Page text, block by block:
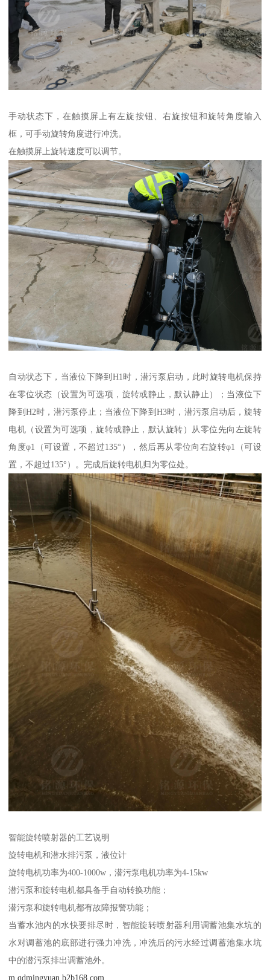
手动状态下，在触摸屏上有左旋按钮、右旋按钮和旋转角度输入
框，可手动旋转角度进行冲洗。
在触摸屏上旋转速度可以调节。
自动状态下，当液位下降到H1时，潜污泵启动，此时旋转电机保持
在零位状态（设置为可选项，旋转或静止，默认静止）；当液位下
降到H2时，潜污泵停止；当液位下降到H3时，潜污泵启动后，旋转
电机（设置为可选项，旋转或静止，默认旋转）从零位先向左旋转
角度φ1（可设置，不超过135°），然后再从零位向右旋转φ1（可设
置，不超过135°）。完成后旋转电机归为零位处。
智能旋转喷射器的工艺说明
旋转电机和潜水排污泵，液位计
旋转电机功率为400-1000w，潜污泵电机功率为4-15kw
潜污泵和旋转电机都具备手自动转换功能；
潜污泵和旋转电机都有故障报警功能；
当蓄水池内的水快要排尽时，智能旋转喷射器利用调蓄池集水坑的
水对调蓄池的底部进行强力冲洗，冲洗后的污水经过调蓄池集水坑
中的潜污泵排出调蓄池外。
m.qdmingyuan.b2b168.com